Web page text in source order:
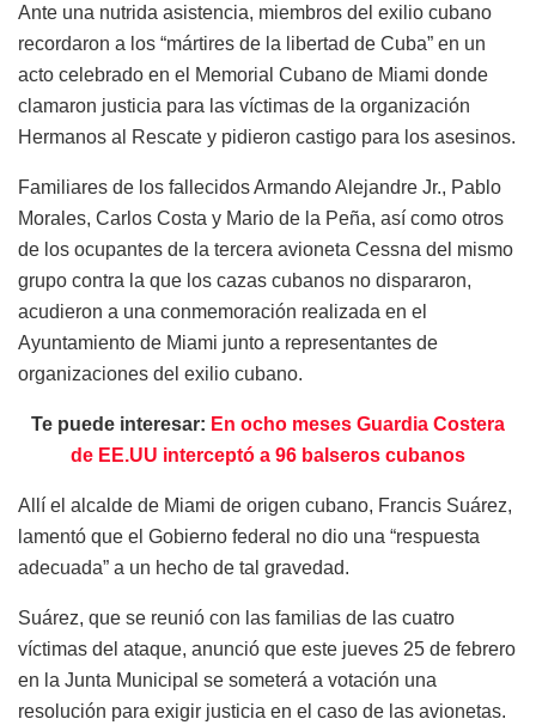
Ante una nutrida asistencia, miembros del exilio cubano
recordaron a los “mártires de la libertad de Cuba” en un
acto celebrado en el Memorial Cubano de Miami donde
clamaron justicia para las víctimas de la organización
Hermanos al Rescate y pidieron castigo para los asesinos.
Familiares de los fallecidos Armando Alejandre Jr., Pablo
Morales, Carlos Costa y Mario de la Peña, así como otros
de los ocupantes de la tercera avioneta Cessna del mismo
grupo contra la que los cazas cubanos no dispararon,
acudieron a una conmemoración realizada en el
Ayuntamiento de Miami junto a representantes de
organizaciones del exilio cubano.
Te puede interesar: En ocho meses Guardia Costera
de EE.UU interceptó a 96 balseros cubanos
Allí el alcalde de Miami de origen cubano, Francis Suárez,
lamentó que el Gobierno federal no dio una “respuesta
adecuada” a un hecho de tal gravedad.
Suárez, que se reunió con las familias de las cuatro
víctimas del ataque, anunció que este jueves 25 de febrero
en la Junta Municipal se someterá a votación una
resolución para exigir justicia en el caso de las avionetas.